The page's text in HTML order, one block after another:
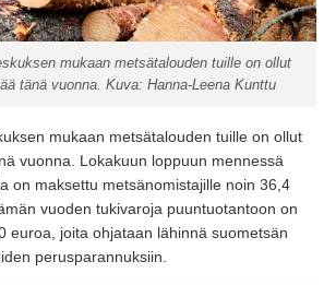
mukaan metsätalouden tuille on ollut
tänä vuonna. Kuva: Hanna-Leena Kunttu
mukaan metsätalouden tuille on ollut
vuonna. Lokakuun loppuun mennessä
on maksettu metsänomistajille noin 36,4
vuoden tukivaroja puuntuotantoon on
euroa, joita ohjataan lähinnä suometsän
perusparannuksiin.